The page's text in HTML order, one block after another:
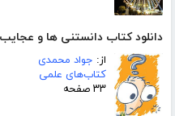
دانلود کتاب دانستنی ھا و
از: جواد محمدی
کتاب‌های علمی
۳۳ صفحه